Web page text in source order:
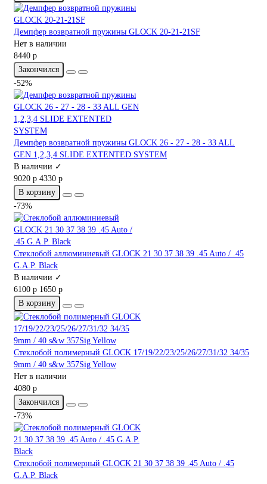
Демпфер возвратной пружины GLOCK 20-21-21SF
Нет в наличии
8440 р
Закончился
-52%
Демпфер возвратной пружины GLOCK 26 - 27 - 28 - 33 ALL
GEN 1,2,3,4 SLIDE EXTENTED SYSTEM
В наличии ✓
9020 р 4330 р
В корзину
-73%
Стеклобой аллюминиевый GLOCK 21 30 37 38 39 .45 Auto / .45
G.A.P. Black
В наличии ✓
6100 р 1650 р
В корзину
Стеклобой полимерный GLOCK 17/19/22/23/25/26/27/31/32 34/35
9mm / 40 s&w 357Sig Yellow
Нет в наличии
4080 р
Закончился
-73%
Стеклобой полимерный GLOCK 21 30 37 38 39 .45 Auto / .45
G.A.P. Black